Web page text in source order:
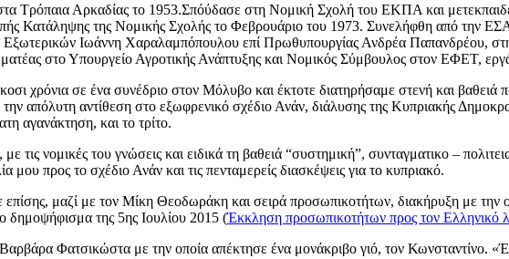
Τρόπαια Αρκαδίας το 1953.Σπόύδασε στη Νομική Σχολή του ΕΚΠΑ και
Κατάληψης της Νομικής Σχολής το Φεβρουάριο του 1973. Συνελήφθη από
Ιωάννη Χαραλαμπόπουλου επί Πρωθυπουργίας Ανδρέα Παπανδρέου,
στο Υπουργείο Αγροτικής Ανάπτυξης και Νομικός Σύμβουλος στον ΕΦΕΤ,
χρόνια σε ένα συνέδριο στον Μόλυβο και έκτοτε διατηρήσαμε στενή και
απόλυτη αντίθεση στο εξωφρενικό σχέδιο Ανάν, διάλυσης της Κυπριακής
αγανάκτηση, και το τρίτο.
τις νομικές του γνώσεις και ειδικά τη βαθειά “συστημική”, συνταγματικο –
μου προς το σχέδιο Ανάν και τις πενταμερείς διασκέψεις για το κυπριακό.
μαζί με τον Μίκη Θεοδωράκη και σειρά προσωπικοτήτων, διακήρυξη με την
δημοψήφισμα της 5ης Ιουλίου 2015 (Έκκληση προσωπικοτήτων προς τον Ελληνικό
Φατσικώστα με την οποία απέκτησε ένα μονάκριβο γιό, τον Κωνσταντίνο.